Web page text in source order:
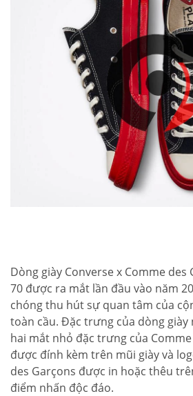
Dòng giày Converse x Comme des
70 được ra mắt lần đầu vào năm
chóng thu hút sự quan tâm của
toàn cầu. Đặc trưng của dòng giày
hai mắt nhỏ đặc trưng của Comme
được đính kèm trên mũi giày và
des Garçons được in hoặc thêu
điểm nhấn độc đáo.